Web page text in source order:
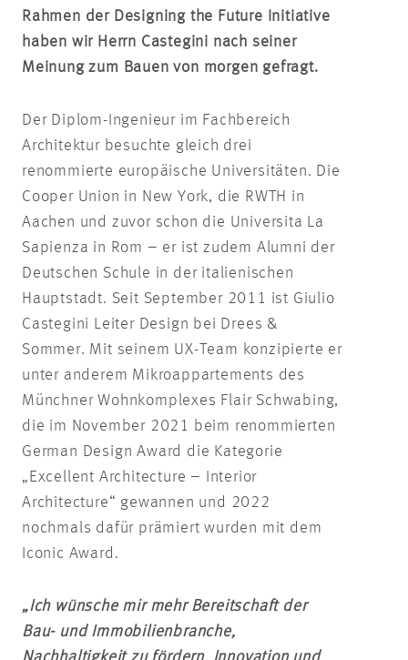
Rahmen der Designing the Future Initiative
haben wir Herrn Castegini nach seiner
Meinung zum Bauen von morgen gefragt.
Der Diplom-Ingenieur im Fachbereich
Architektur besuchte gleich drei
renommierte europäische Universitäten. Die
Cooper Union in New York, die RWTH in
Aachen und zuvor schon die Universita La
Sapienza in Rom – er ist zudem Alumni der
Deutschen Schule in der italienischen
Hauptstadt. Seit September 2011 ist Giulio
Castegini Leiter Design bei Drees &
Sommer. Mit seinem UX-Team konzipierte er
unter anderem Mikroappartements des
Münchner Wohnkomplexes Flair Schwabing,
die im November 2021 beim renommierten
German Design Award die Kategorie
„Excellent Architecture – Interior
Architecture“ gewannen und 2022
nochmals dafür prämiert wurden mit dem
Iconic Award.
„Ich wünsche mir mehr Bereitschaft der
Bau- und Immobilienbranche,